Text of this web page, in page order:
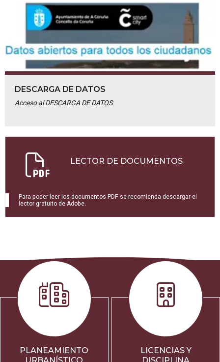
DESCARGA DE DATOS
Acceso al DESCARGA DE DATOS
LECTOR DE DOCUMENTOS
Para poder leer los documentos PDF se recomienda descargar el
lector gratuito de Adobe.
PLANEAMIENTO
LICENCIAS Y